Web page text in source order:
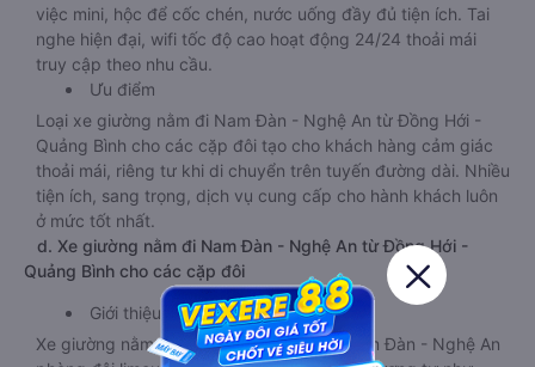
việc mini, hộc để cốc chén, nước uống đầy đủ tiện ích. Tai
nghe hiện đại, wifi tốc độ cao hoạt động 24/24 thoải mái
truy cập theo nhu cầu.
Ưu điểm
Loại xe giường nằm đi Nam Đàn - Nghệ An từ Đồng Hới -
Quảng Bình cho các cặp đôi tạo cho khách hàng cảm giác
thoải mái, riêng tư khi di chuyển trên tuyến đường dài. Nhiều
tiện ích, sang trọng, dịch vụ cung cấp cho hành khách luôn
ở mức tốt nhất.
d. Xe giường nằm đi Nam Đàn - Nghệ An từ Đồng Hới -
Quảng Bình cho các cặp đôi
Giới thiệu
Xe giường nằm Đồng Hới - Quảng Bình Nam Đàn - Nghệ An